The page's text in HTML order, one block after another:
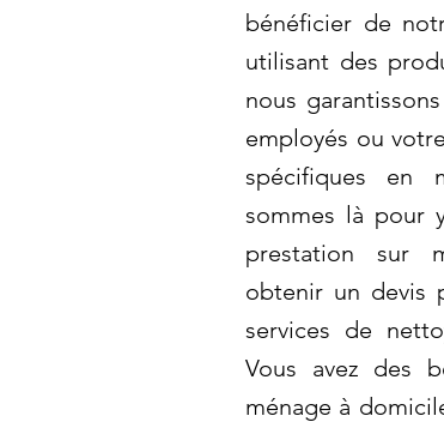
bénéficier de
utilisant des
nous
employés ou
spécifiques en
sommes là pour
prestation sur
obtenir un devis
services de
Vous avez des
ménage à